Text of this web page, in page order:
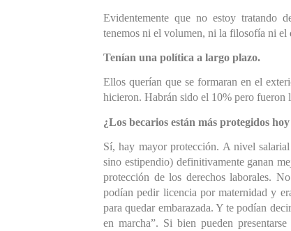
Evidentemente que no estoy tratando
tenemos ni el volumen, ni la filosofía ni el
Tenían una política a largo plazo.
Ellos querían que se formaran en el
hicieron. Habrán sido el 10% pero fueron
¿Los becarios están más protegidos
Sí, hay mayor protección. A nivel salarial
sino estipendio) definitivamente ganan
protección de los derechos laborales.
podían pedir licencia por maternidad y
para quedar embarazada. Y te podían
en marcha”. Si bien pueden